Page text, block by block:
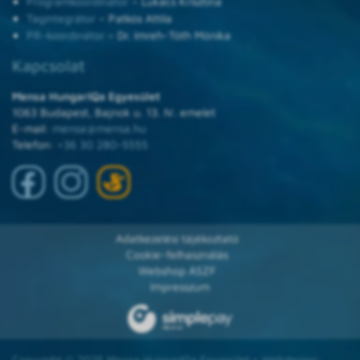
Tagintegrátor
– Patkós Attila
PR-koordinátor – Dr. Imreh-Tóth Mónika
Kapcsolat
Mensa HungarIQa Egyesület
1063 Budapest, Bajnok u. 13. IV. emelet
E-mail: mensa@mensa.hu
Telefon:
+36 30 280-5555
Adatkezelési tájékoztató
Cookie-felhasználás
Webshop ÁSZF
Impresszum